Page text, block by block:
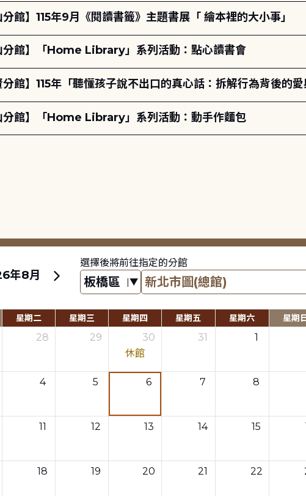
分館】115年9月《閱讀書籤》主題書展「 繪本裡的大小事」
分館】「Home Library」系列活動：點心讀書會
分館】115年「聽懂孩子說不出口的真心話：拆解行為背後的
分館】「Home Library」系列活動：動手作麵包
年8月
選擇後將前往指定的分館
星期二 星期三 星期四 星期五 星期六 星期
28 29
30
休館
31 1
4 5 6 7 8
11 12 13 14 15
18 19 20 21 22